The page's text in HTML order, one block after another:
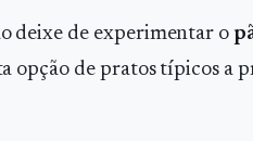
deixe de experimentar o
opção de pratos típicos a